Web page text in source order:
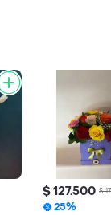
$ 127.500 $
25%